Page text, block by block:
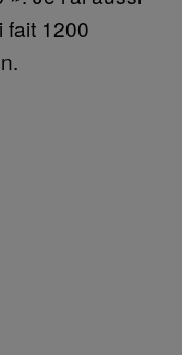
fait 1200